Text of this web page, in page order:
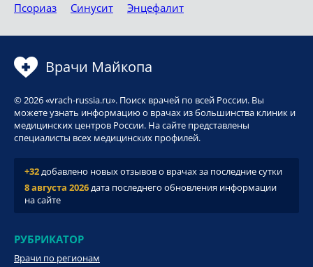
Псориаз
Синусит Энцефалит
Врачи Майкопа
© 2026 «vrach-russia.ru». Поиск врачей по всей России. Вы
можете узнать информацию о врачах из большинства клиник и
медицинских центров России. На сайте представлены
специалисты всех медицинских профилей.
+32добавлено новых отзывов о врачах за последние сутки
8 августа 2026дата последнего обновления информации
на сайте
РУБРИКАТОР
Врачи по регионам